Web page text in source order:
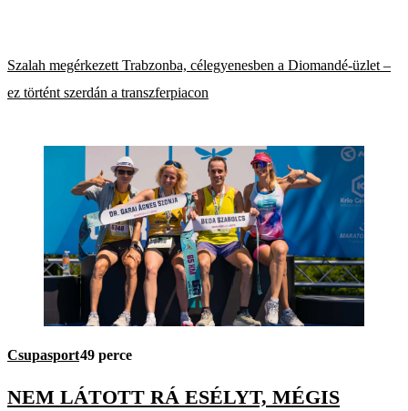
Szalah megérkezett Trabzonba, célegyenesben a Diomandé-üzlet –
ez történt szerdán a transzferpiacon
Csupasport49 perce
NEM LÁTOTT RÁ ESÉLYT, MÉGIS